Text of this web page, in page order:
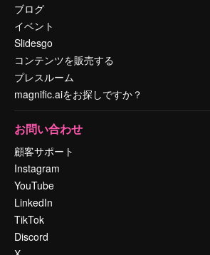
ブログ
イベント
Slidesgo
コンテンツを販売する
プレスルーム
magnific.aiをお探しですか？
お問い合わせ
顧客サポート
Instagram
YouTube
LinkedIn
TikTok
Discord